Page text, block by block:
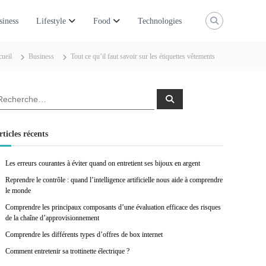
Lifestyle Food Technologies
Business Tout ce qu’il faut savoir sur les étiquettes vêtements
R
c
r
récents
Les erreurs courantes à éviter quand on entretient ses bijoux en argent
Reprendre le contrôle : quand l’intelligence artificielle nous aide à comprendre
le monde
Comprendre les principaux composants d’une évaluation efficace des risques
de la chaîne d’approvisionnement
Comprendre les différents types d’offres de box internet
Comment entretenir sa trottinette électrique ?